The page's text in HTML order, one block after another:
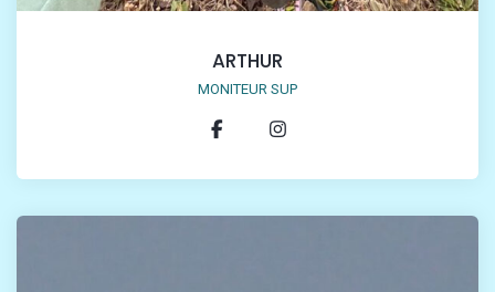
ARTHUR
MONITEUR SUP